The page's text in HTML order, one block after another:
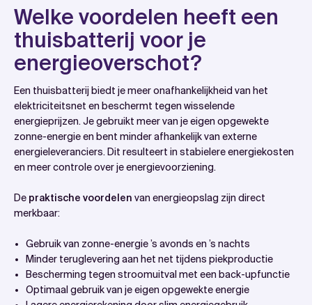
Welke voordelen heeft een
thuisbatterij voor je
energieoverschot?
Een thuisbatterij biedt je meer onafhankelijkheid van het
elektriciteitsnet en beschermt tegen wisselende
energieprijzen. Je gebruikt meer van je eigen opgewekte
zonne-energie en bent minder afhankelijk van externe
energieleveranciers. Dit resulteert in stabielere energiekosten
en meer controle over je energievoorziening.
De praktische voordelen van energieopslag zijn direct
merkbaar:
Gebruik van zonne-energie ’s avonds en ’s nachts
Minder teruglevering aan het net tijdens piekproductie
Bescherming tegen stroomuitval met een back-upfunctie
Optimaal gebruik van je eigen opgewekte energie